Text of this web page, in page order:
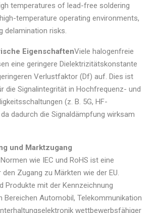
temperatures of lead-free soldering
temperature operating environments,
delamination risks.
EigenschaftenViele halogenfreie
eine geringere Dielektrizitätskonstante
Verlustfaktor (Df) auf. Dies ist
die Signalintegrität in Hochfrequenz- und
(z. B. 5G, HF-
dadurch die Signaldämpfung wirksam
und Marktzugang
wie IEC und RoHS ist eine
Zugang zu Märkten wie der EU.
Produkte mit der Kennzeichnung
Bereichen Automobil, Telekommunikation
wettbewerbsfähiger